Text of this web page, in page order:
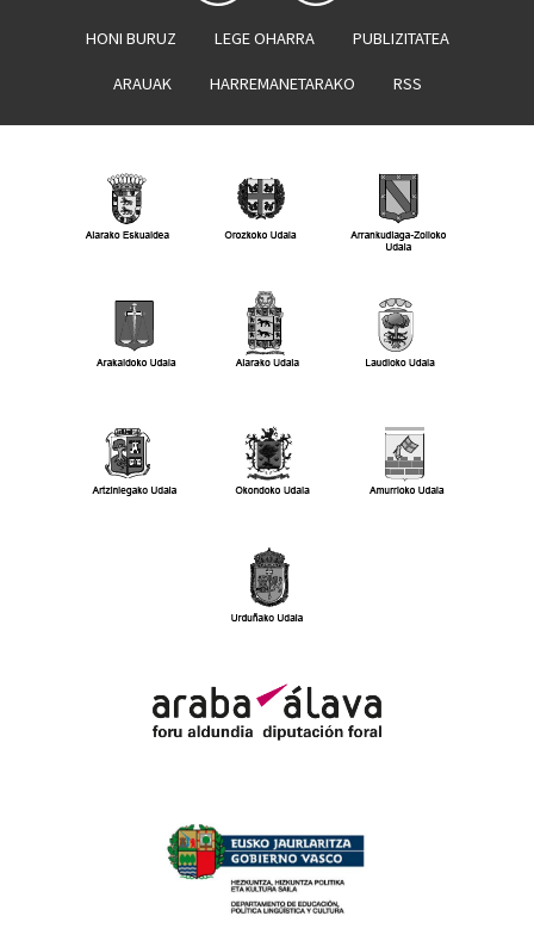
HONI BURUZ LEGE OHARRA PUBLIZITATEA
ARAUAK HARREMANETARAKO RSS